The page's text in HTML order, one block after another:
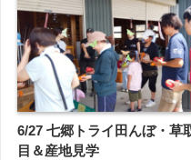
6/27 七郷トライ田んぼ・草
目＆産地見学